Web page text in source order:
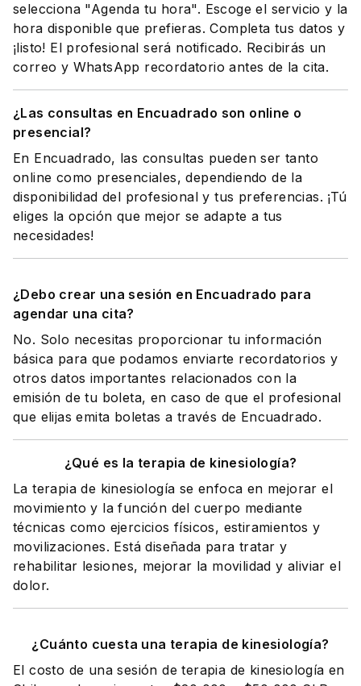
selecciona "Agenda tu hora". Escoge el servicio y la
hora disponible que prefieras. Completa tus datos y
¡listo! El profesional será notificado. Recibirás un
correo y WhatsApp recordatorio antes de la cita.
¿Las consultas en Encuadrado son online o
presencial?
En Encuadrado, las consultas pueden ser tanto
online como presenciales, dependiendo de la
disponibilidad del profesional y tus preferencias. ¡Tú
eliges la opción que mejor se adapte a tus
necesidades!
¿Debo crear una sesión en Encuadrado para
agendar una cita?
No. Solo necesitas proporcionar tu información
básica para que podamos enviarte recordatorios y
otros datos importantes relacionados con la
emisión de tu boleta, en caso de que el profesional
que elijas emita boletas a través de Encuadrado.
¿Qué es la terapia de kinesiología?
La terapia de kinesiología se enfoca en mejorar el
movimiento y la función del cuerpo mediante
técnicas como ejercicios físicos, estiramientos y
movilizaciones. Está diseñada para tratar y
rehabilitar lesiones, mejorar la movilidad y aliviar el
dolor.
¿Cuánto cuesta una terapia de kinesiología?
El costo de una sesión de terapia de kinesiología en